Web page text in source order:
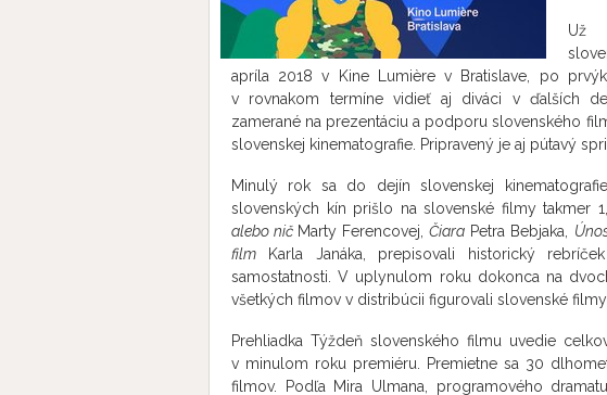
Už
apríla 2018 v Kine Lumière v Bratislave, po
v rovnakom termíne vidieť aj diváci v ďalších
zamerané na prezentáciu a podporu slovenského
slovenskej kinematografie. Pripravený je aj pútavý
Minulý rok sa do dejín slovenskej
slovenských kín prišlo na slovenské filmy takmer
alebo nič Marty Ferencovej,Čiara Petra Bebjaka,
film Karla Janáka, prepisovali historický
samostatnosti. V uplynulom roku dokonca na
všetkých filmov v distribúcii figurovali slovenské filmy
Prehliadka Týždeň slovenského filmu uvedie
v minulom roku premiéru. Premietne sa 30
filmov. Podľa Mira Ulmana, programového